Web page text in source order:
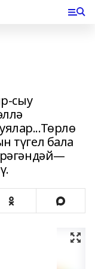
сыу
түгел бала